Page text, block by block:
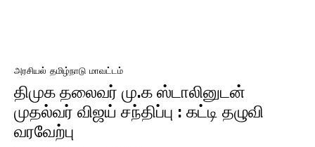
அரசியல் தமிழ்நாடு மாவட்டம்
திமுக தலைவர் மு.க ஸ்டாலினுடன்
முதல்வர் விஜய் சந்திப்பு : கட்டி தழுவி
வரவேற்பு